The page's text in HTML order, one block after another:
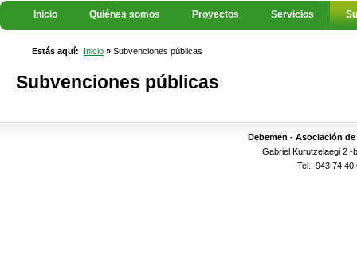
Inicio Quiénes somos Proyectos Servicios
Estás aquí: Inicio » Subvenciones públicas
Subvenciones públicas
Debemen - Asociación
Gabriel Kurutzelaegi 2 -
Tel.: 943 74 40